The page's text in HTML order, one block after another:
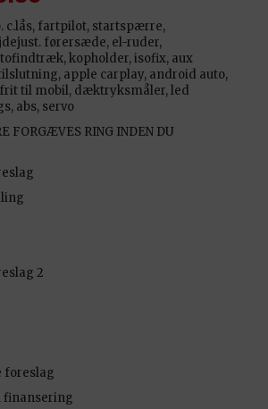
c.lås, fartpilot, startspærre,
førersæde, el-ruder,
kopholder, isofix, aux
apple carplay, android auto,
til mobil, dæktryksmåler, led
abs, servo
FORGÆVES RING INDEN DU
2
foreslag
finansering